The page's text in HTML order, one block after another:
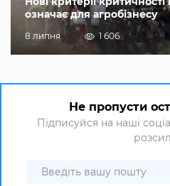
означає для агробізнесу
8 липня 1 606
Не пропусти
Підписуйся на наші